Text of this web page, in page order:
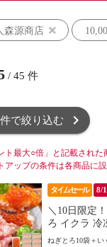
森源商店
/ 45 件
で絞り込む
ト最大○倍」と記載され
アップの条件は各商品に
タイムセール 8/
＼10日限定
ろ イクラ 冷
ねぎとろ10袋＋い